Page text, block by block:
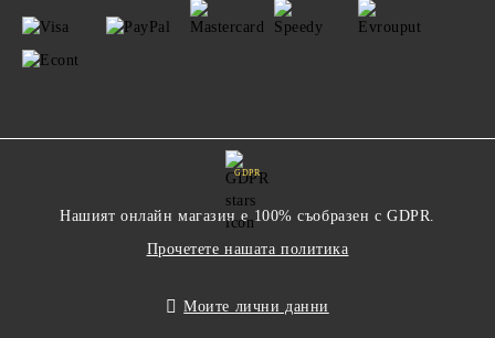
GDPR
Нашият онлайн магазин е 100% съобразен с GDPR.
Прочетете нашата политика
Моите лични данни